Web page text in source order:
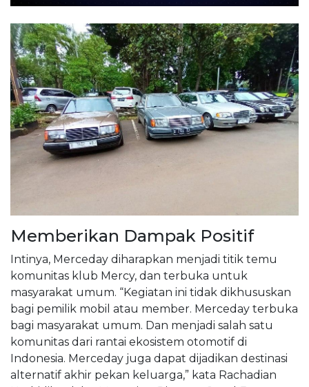
Memberikan Dampak Positif
Intinya, Merceday diharapkan menjadi titik temu
komunitas klub Mercy, dan terbuka untuk
masyarakat umum. “Kegiatan ini tidak dikhususkan
bagi pemilik mobil atau member. Merceday terbuka
bagi masyarakat umum. Dan menjadi salah satu
komunitas dari rantai ekosistem otomotif di
Indonesia. Merceday juga dapat dijadikan destinasi
alternatif akhir pekan keluarga,” kata Rachadian